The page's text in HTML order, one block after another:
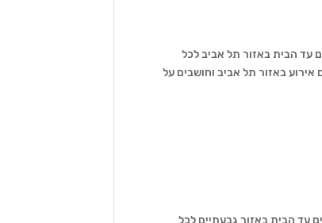
עד הבית באזור תל אביב לכל
באזור תל אביב מתכננים אירוע באזור תל אביב וחושבים על
עד הבית באזור גבעתיים לכל